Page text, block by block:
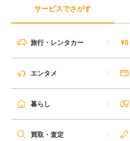
サービスでさがす
旅行・レンタカー
エンタメ
暮らし
買取・査定